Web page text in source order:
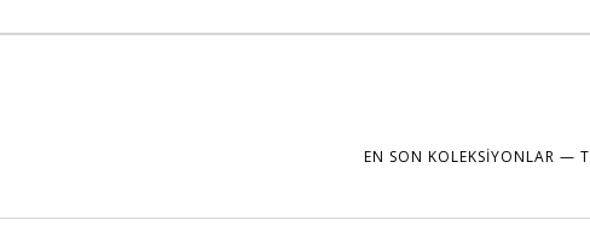
EN SON KOLEKSIYONLAR —